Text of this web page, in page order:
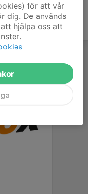
för att vår
dig. De används
hjälpa oss att